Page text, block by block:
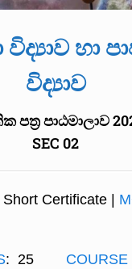
විද්‍යාව හා
විද්‍යාව
පාඨමාලාව
SEC 02
Certificate |
: 25 COURSE